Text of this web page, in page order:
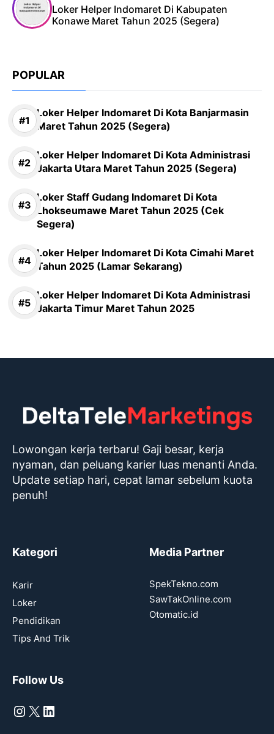
Loker Helper Indomaret Di Kabupaten
Konawe Maret Tahun 2025 (Segera)
POPULAR
Loker Helper Indomaret Di Kota Banjarmasin
Maret Tahun 2025 (Segera)
Loker Helper Indomaret Di Kota Administrasi
Jakarta Utara Maret Tahun 2025 (Segera)
Loker Staff Gudang Indomaret Di Kota
Lhokseumawe Maret Tahun 2025 (Cek
Segera)
Loker Helper Indomaret Di Kota Cimahi Maret
Tahun 2025 (Lamar Sekarang)
Loker Helper Indomaret Di Kota Administrasi
Jakarta Timur Maret Tahun 2025
Lowongan kerja terbaru! Gaji besar, kerja
nyaman, dan peluang karier luas menanti Anda.
Update setiap hari, cepat lamar sebelum kuota
penuh!
Kategori
Karir
Loker
Pendidikan
Tips And Trik
Media Partner
SpekTekno.com
SawTakOnline.com
Otomatic.id
Follow Us
Instagram
X LinkedIn